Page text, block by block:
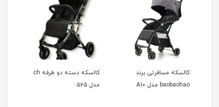
کالسکه مسافرتی برند
baobaohao مدل A10
کالسکه دسته دو طرفه ch
مدل ۵۲۵